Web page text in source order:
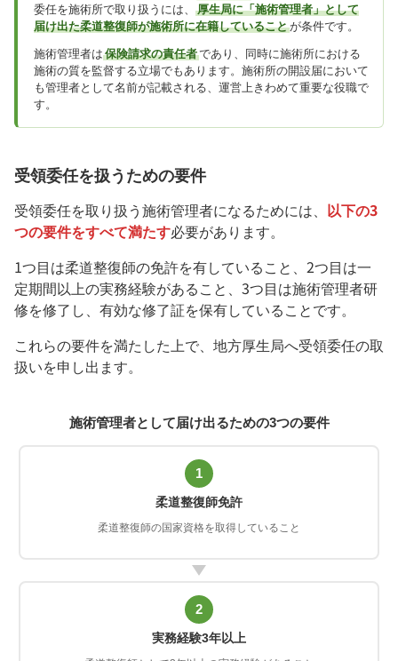
委任を施術所で取り扱うには、
厚生局に「施術管理者」として
届け出た柔道整復師が施術所に在籍していることが条件です。
施術管理者は 保険請求の責任者であり、同時に施術所における
施術の質を監督する立場でもあります。施術所の開設届において
も管理者として名前が記載される、運営上きわめて重要な役職で
す。
受領委任を扱うための要件
受領委任を取り扱う施術管理者になるためには、 以下の3
つの要件をすべて満たす必要があります。
1つ目は柔道整復師の免許を有していること、2つ目は一
定期間以上の実務経験があること、3つ目は施術管理者研
修を修了し、有効な修了証を保有していることです。
これらの要件を満たした上で、地方厚生局へ受領委任の取
扱いを申し出ます。
施術管理者として届け出るための3つの要件
1
柔道整復師免許
柔道整復師の国家資格を取得していること
2
実務経験3年以上